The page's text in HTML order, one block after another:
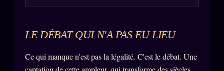
Équipe
Personas
Who is who
LE DÉBAT QUI N'A PAS EU LIEU
Ce qui manque n'est pas la légalité. C'est le débat. Une